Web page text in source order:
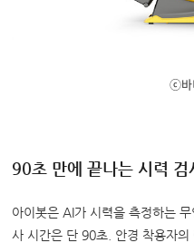
ⓒ바
90초 만에 끝나는 시력 검
아이봇은 AI가 시력을 측정하는
사 시간은 단 90초. 안경 착용자